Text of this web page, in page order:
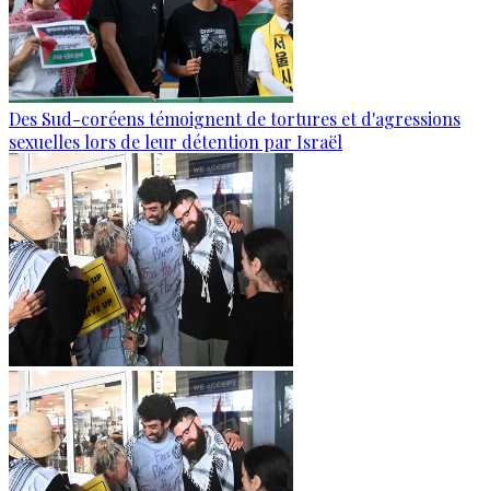
Des Sud-coréens témoignent de tortures et d'agressions
sexuelles lors de leur détention par Israël